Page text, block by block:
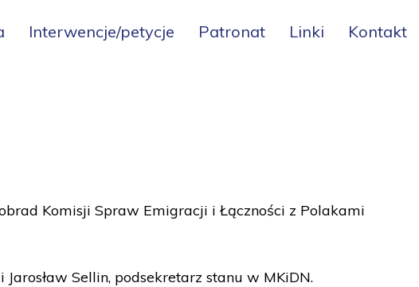
Komisji Spraw Emigracji i Łączności z Polakami
Sellin, podsekretarz stanu w MKiDN.
Interwencje/petycje Patronat Linki Kontakt